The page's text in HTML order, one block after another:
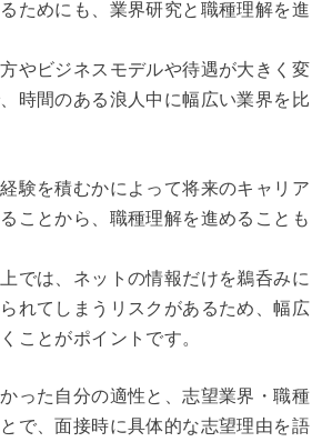
ためにも、業界研究と職種理解を進
やビジネスモデルや待遇が大きく変
時間のある浪人中に幅広い業界を比
験を積むかによって将来のキャリア
ことから、職種理解を進めることも
では、ネットの情報だけを鵜呑みに
れてしまうリスクがあるため、幅広
ことがポイントです。
った自分の適性と、志望業界・職種
で、面接時に具体的な志望理由を語